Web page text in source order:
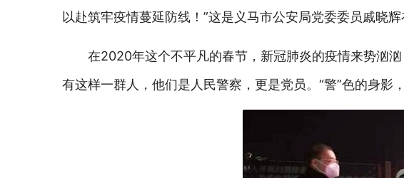
以赴筑牢疫情蔓延防线！”这是义马市公安局党委委员戚晓
在2020年这个不平凡的春节，新冠肺炎的疫情来势汹
有这样一群人，他们是人民警察，更是党员。“警”色的身影